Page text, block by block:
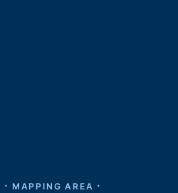
MAPPING AREA